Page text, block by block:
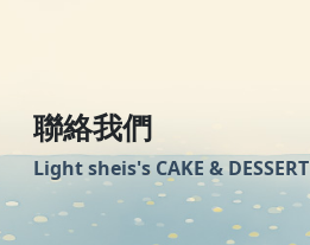
聯絡我們
Light sheis's CAKE & DESSERT